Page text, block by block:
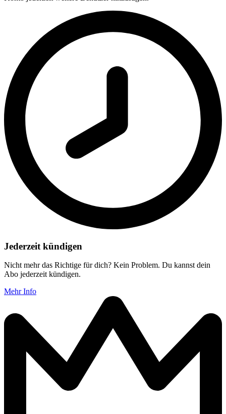
Jederzeit kündigen
Nicht mehr das Richtige für dich? Kein Problem. Du kannst dein
Abo jederzeit kündigen.
Mehr Info